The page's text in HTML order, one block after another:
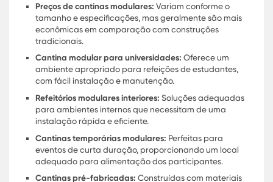
a demanda, oferecendo flexibilidade e
Estruturas modulares para eventos também
esse modelo para otimizar a área de
Cantinas pré-fabricadas são ideais para
universidades, onde a modularidade em
industriais pode ser plenamente aproveitada.
Módulos de refeitório para escolas garantem um
alunos.
Para empresas, as soluções modulares para